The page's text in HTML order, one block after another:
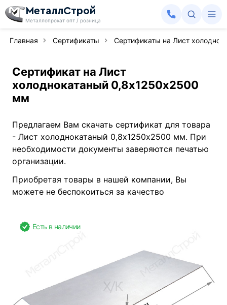
МеталлСтрой
Металлопрокат опт / розница
Главная Сертификаты Сертификаты на Лист
Сертификат на Лист
холоднокатаный 0,8х1250х2500
мм
Предлагаем Вам скачать сертификат для товара
- Лист холоднокатаный 0,8х1250х2500 мм. При
необходимости документы заверяются печатью
организации.
Приобретая товары в нашей компании, Вы
можете не беспокоиться за качество
Есть в наличии